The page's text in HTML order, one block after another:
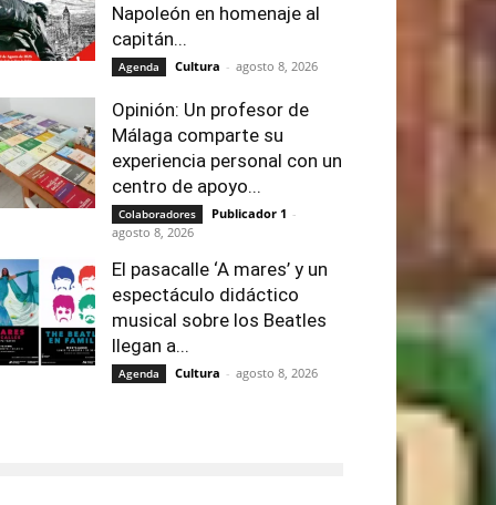
Napoleón en homenaje al
capitán...
Agenda Cultura - agosto 8, 2026
Opinión: Un profesor de
Málaga comparte su
experiencia personal con un
centro de apoyo...
Colaboradores Publicador 1 -
agosto 8, 2026
El pasacalle ‘A mares’ y un
espectáculo didáctico
musical sobre los Beatles
llegan a...
Agenda Cultura - agosto 8, 2026